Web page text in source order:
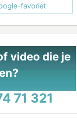
favoriet
video die je
71 321